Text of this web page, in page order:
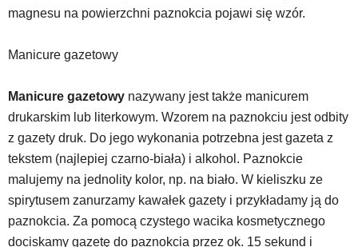
magnesu na powierzchni paznokcia pojawi się wzór.
Manicure gazetowy
Manicure gazetowy nazywany jest także manicurem
drukarskim lub literkowym. Wzorem na paznokciu jest odbity
z gazety druk. Do jego wykonania potrzebna jest gazeta z
tekstem (najlepiej czarno-biała) i alkohol. Paznokcie
malujemy na jednolity kolor, np. na biało. W kieliszku ze
spirytusem zanurzamy kawałek gazety i przykładamy ją do
paznokcia. Za pomocą czystego wacika kosmetycznego
dociskamy gazetę do paznokcia przez ok. 15 sekund i